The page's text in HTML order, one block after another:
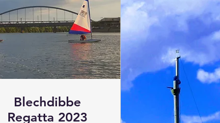
Blechdibbe
Regatta 2023